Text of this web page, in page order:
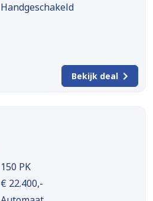
Handgeschakeld
Bekijk deal
150 PK
€ 22.400,-